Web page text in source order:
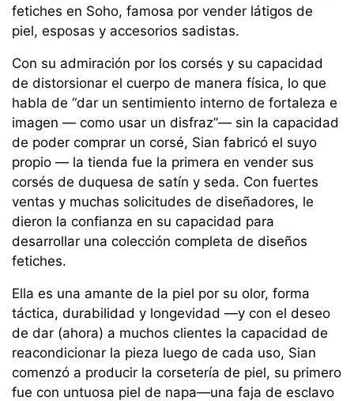
fetiches en Soho, famosa por vender látigos de
piel, esposas y accesorios sadistas.
Con su admiración por los corsés y su capacidad
de distorsionar el cuerpo de manera física, lo que
habla de “dar un sentimiento interno de fortaleza e
imagen — como usar un disfraz”— sin la capacidad
de poder comprar un corsé, Sian fabricó el suyo
propio — la tienda fue la primera en vender sus
corsés de duquesa de satín y seda. Con fuertes
ventas y muchas solicitudes de diseñadores, le
dieron la confianza en su capacidad para
desarrollar una colección completa de diseños
fetiches.
Ella es una amante de la piel por su olor, forma
táctica, durabilidad y longevidad —y con el deseo
de dar (ahora) a muchos clientes la capacidad de
reacondicionar la pieza luego de cada uso, Sian
comenzó a producir la corsetería de piel, su primero
fue con untuosa piel de napa—una faja de esclavo